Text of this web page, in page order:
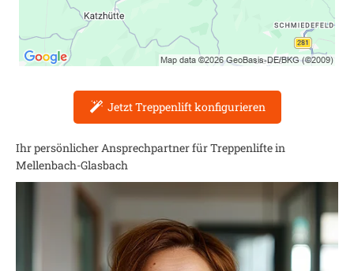
Jetzt Treppenlift konfigurieren
Ihr persönlicher Ansprechpartner für Treppenlifte in
Mellenbach-Glasbach